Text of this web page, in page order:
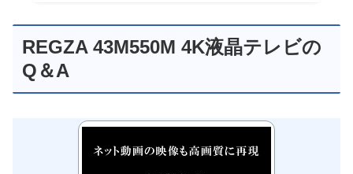
REGZA 43M550M 4K液晶テレビの
Q＆A